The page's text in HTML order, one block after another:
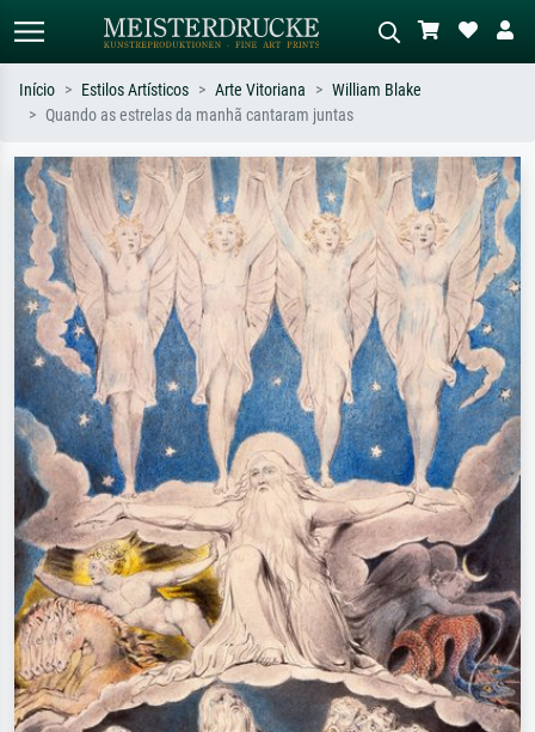
Pesquise por artista, título ou estilo –
ex: Monet, Noite Estrelada,
impressionismo, onda de Hokusai, nu.
Descreva a cena – ex: prado verde,
abstrato com muito vermelho, pintura
a óleo escura, nu em pé ao lado de
uma árvore.
Início Estilos Artísticos Arte Vitoriana
William Blake
Quando as estrelas da manhã cantaram juntas